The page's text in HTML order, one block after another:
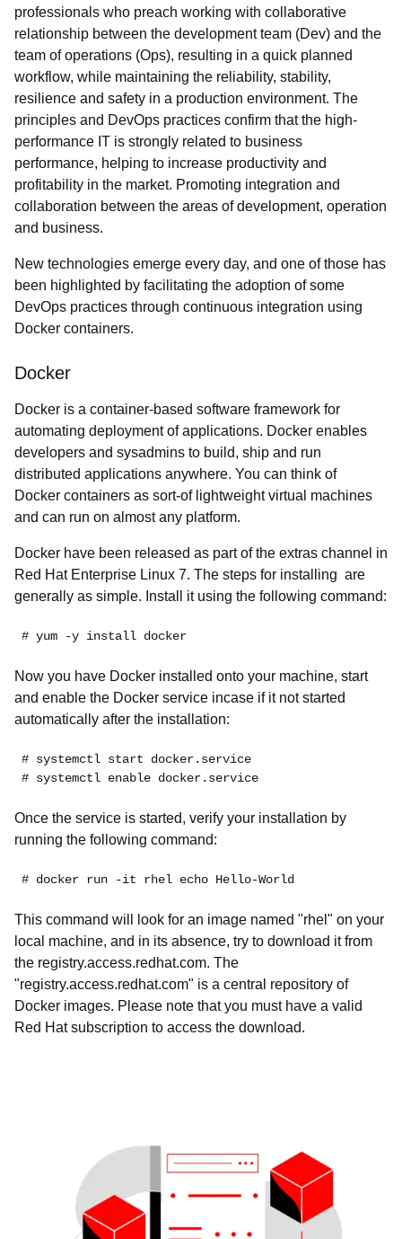
professionals who preach working with collaborative
relationship between the development team (Dev) and the
team of operations (Ops), resulting in a quick planned
workflow, while maintaining the reliability, stability,
resilience and safety in a production environment. The
principles and DevOps practices confirm that the high-
performance IT is strongly related to business
performance, helping to increase productivity and
profitability in the market. Promoting integration and
collaboration between the areas of development, operation
and business.
New technologies emerge every day, and one of those has
been highlighted by facilitating the adoption of some
DevOps practices through continuous integration using
Docker containers.
Docker
Docker is a container-based software framework for
automating deployment of applications. Docker enables
developers and sysadmins to build, ship and run
distributed applications anywhere. You can think of
Docker containers as sort-of lightweight virtual machines
and can run on almost any platform.
Docker have been released as part of the extras channel in
Red Hat Enterprise Linux 7. The steps for installing are
generally as simple. Install it using the following command:
# yum -y install docker
Now you have Docker installed onto your machine, start
and enable the Docker service incase if it not started
automatically after the installation:
# systemctl start docker.service
# systemctl enable docker.service
Once the service is started, verify your installation by
running the following command:
# docker run -it rhel echo Hello-World
This command will look for an image named "rhel" on your
local machine, and in its absence, try to download it from
the registry.access.redhat.com. The
"registry.access.redhat.com" is a central repository of
Docker images. Please note that you must have a valid
Red Hat subscription to access the download.